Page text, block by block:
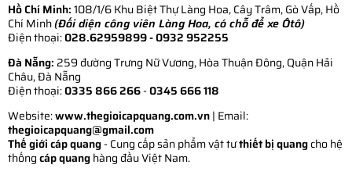
Hồ Chí Minh:108/1/6 Khu Biệt Thự Làng Hoa, Cây Trâm, Gò Vấp, Hồ
Chí Minh(Đối diện công viên Làng Hoa, có chỗ để xe Ôtô)
Điện thoại:028.62959899- 0932 952255
Đà Nẵng: 259 đường Trưng Nữ Vương, Hòa Thuận Đông, Quận Hải
Châu, Đà Nẵng
Điện thoại:0335 866 266-0345 666 118
Website:www.thegioicapquang.com.vn| Email:
thegioicapquang@gmail.com
Thế giới cáp quang- Cung cấp sản phẩm vật tưthiết bị quangcho hệ
thốngcáp quanghàng đầu Việt Nam.